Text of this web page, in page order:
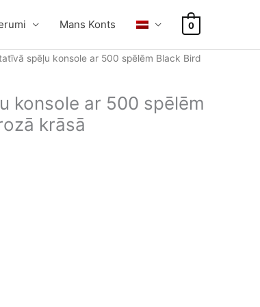
Mans Konts 0
spēļu konsole ar 500 spēlēm Black Bird
konsole ar 500 spēlēm
krāsā